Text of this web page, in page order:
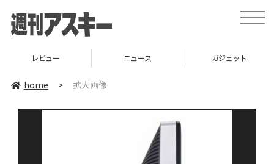
toggle
レビュー ニュース ガジェット
home > 拡大画像